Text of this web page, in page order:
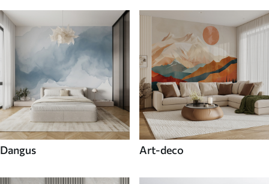
Dangus Art-deco